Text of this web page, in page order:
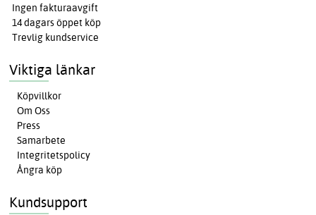
Ingen fakturaavgift
14 dagars öppet köp
Trevlig kundservice
Viktiga länkar
Köpvillkor
Om Oss
Press
Samarbete
Integritetspolicy
Ångra köp
Kundsupport